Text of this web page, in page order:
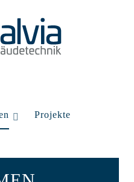
Projekte